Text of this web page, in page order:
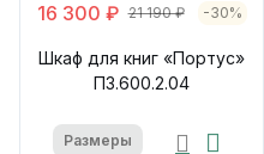
16 300 ₽ 21 190 ₽ -30%
Шкаф для книг «Портус»
П3.600.2.04
Размеры